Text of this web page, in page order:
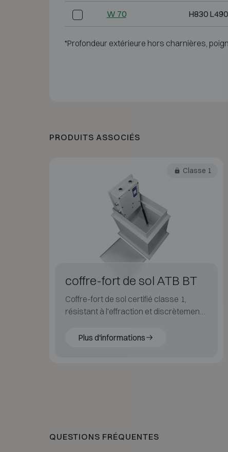
W 70 H830 L490
*Profondeur extérieure hors charnières,
PRODUITS ASSOCIÉS
Classe 1
coffre-fort de sol ATB BT
Coffre-fort de sol certifié classe 1,
résistant à l'effraction et discrètement
Plus d'informations
QUESTIONS FRÉQUENTES